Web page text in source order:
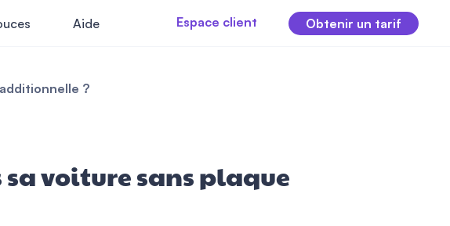
Aide Espace client Obtenir un tarif
?
voiture sans plaque